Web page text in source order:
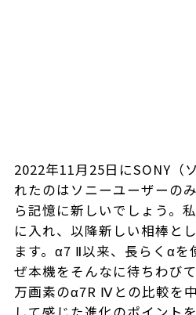
2022年11月25日にSONY（
れたのはソニーユーザーの
ら記憶に新しいでしょう。
に入れ、以降新しい相棒と
ます。α7 Ⅱ以来、長らくα
ぜ本機をそんなに待ちわび
万画素のα7R Ⅳとの比較を